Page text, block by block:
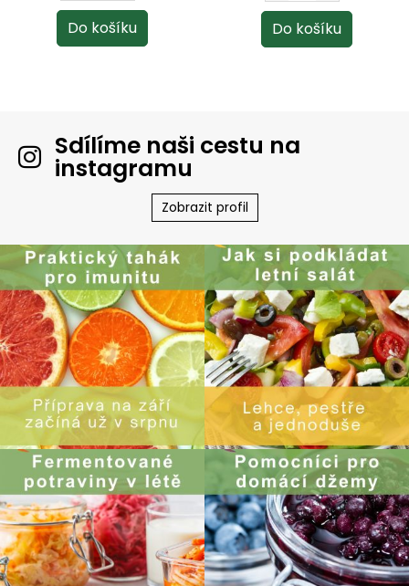
Sdílíme naši cestu na
instagramu
Zobrazit profil